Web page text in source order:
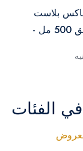
بلاست
محكم الغلق 500 مل -
الفئات